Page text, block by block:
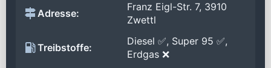
Adresse:
Franz Eigl-Str. 7, 3910
Zwettl
Treibstoffe:
Diesel ✅, Super 95 ✅,
Erdgas ❌